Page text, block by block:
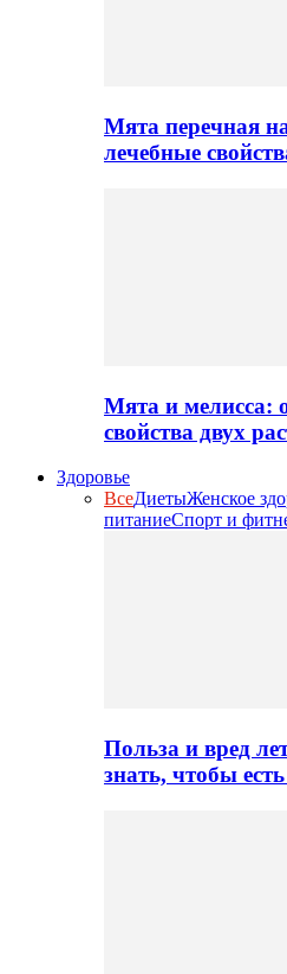
Мята перечная
лечебные
Мята и мелисса:
свойства двух
Здоровье
ВсеДиетыЖенское
питаниеСпорт и
Польза и вред
знать, чтобы